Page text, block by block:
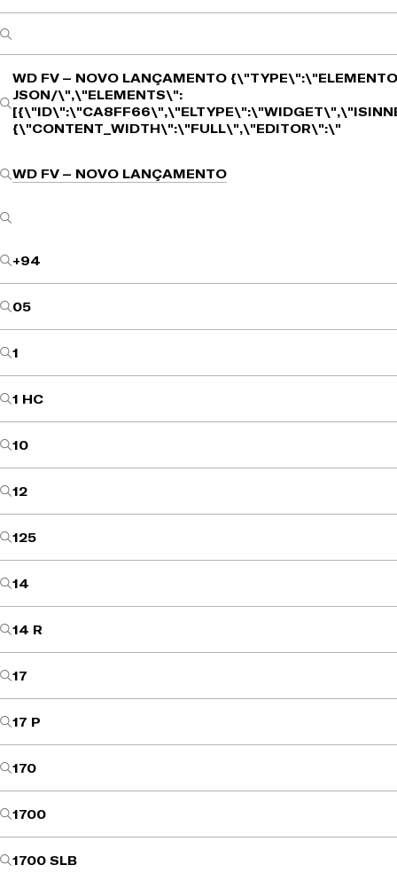
WD FV – NOVO LANÇAMENTO
JSON/\",\"ELEMENTS\":
{\"CONTENT_WIDTH\":\"FULL\",\"EDITOR\":\"
WD FV – NOVO LANÇAMENTO
+94
05
1
1 HC
10
12
125
14
14 R
17
17 P
170
1700
1700 SLB